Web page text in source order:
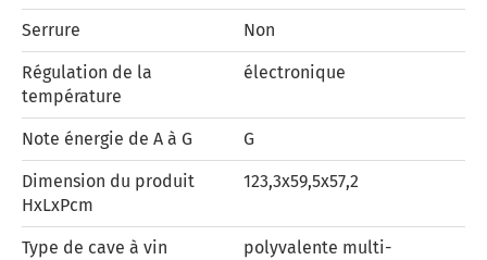
Serrure Non
Régulation de la
température
électronique
Note énergie de A à G G
Dimension du produit
HxLxPcm
123,3x59,5x57,2
Type de cave à vin
polyvalente multi-